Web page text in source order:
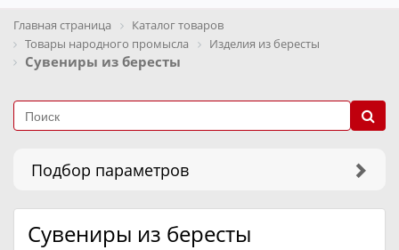
Главная страница
Каталог товаров
Товары народного промысла
Изделия из бересты
Сувениры из бересты
Подбор параметров
Сувениры из бересты